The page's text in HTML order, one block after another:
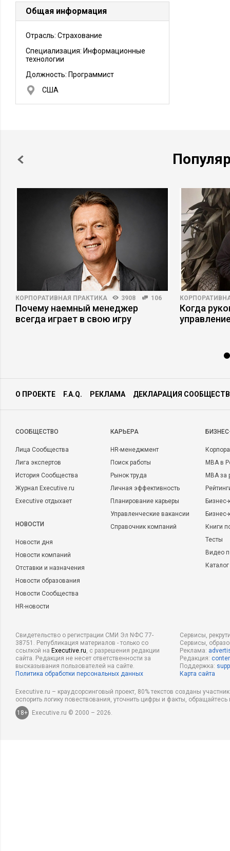
Общая информация
Отрасль: Страхование
Специализация: Информационные
технологии
Должность: Программист
США
КОРПОРАТИВНАЯ ПРАКТИКА 3908 106
Почему наемный менеджер
всегда играет в свою игру
Когда
О ПРОЕКТЕ F.A.Q. РЕКЛАМА ДЕКЛАРАЦИЯ
CООБЩЕСТВО
Лица Сообщества
Лига экспертов
История Сообщества
Журнал Executive.ru
Executive отдыхает
НОВОСТИ
Новости дня
Новости компаний
Отставки и назначения
Новости образования
Новости Сообщества
HR-новости
КАРЬЕРА
HR-менеджмент
Поиск работы
Рынок труда
Личная эффективность
Планирование карьеры
Управленческие вакансии
Справочник компаний
MBA в
MBA
Бизнес-
Книги
Тесты
Видео
Свидетельство о регистрации СМИ Эл NФС 77-
38751. Републикация материалов - только со
ссылкой на Executive.ru, с разрешения редакции
сайта. Редакция не несет ответственности за
высказывания пользователей на сайте.
Политика обработки персональных данных
Сервисы,
Сервисы,
Реклама:
Редакция:
Поддержка:
Карта сайта
Executive.ru – краудсорсинговый проект, 80% текстов созданы
оспорить логику повествования, уточнить цифры и факты,
18+
Executive.ru © 2000 – 2026.